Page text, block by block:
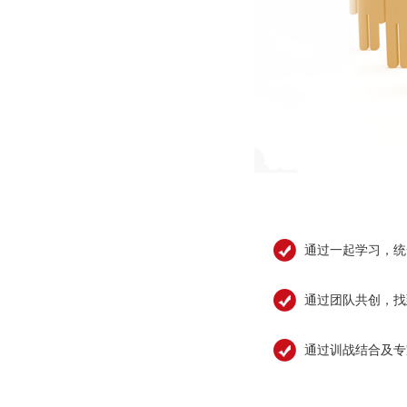
通过一起学习，
通过团队共创，
通过训战结合及